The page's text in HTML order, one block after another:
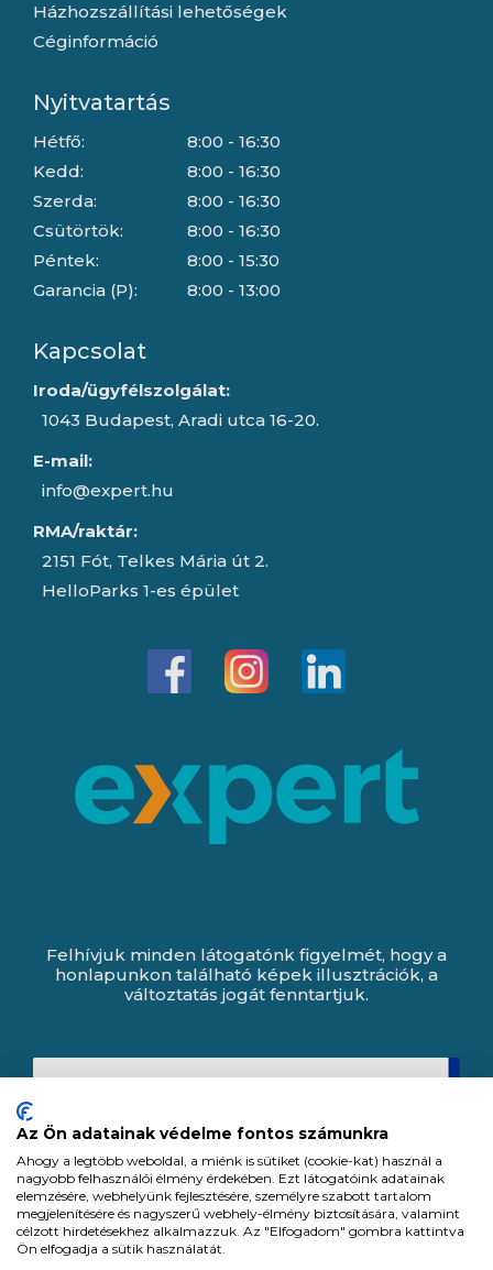
Házhozszállítási lehetőségek
Céginformáció
Nyitvatartás
Hétfő:
Kedd:
Szerda:
Csütörtök:
Péntek:
Garancia (P):
8:00 - 16:30
8:00 - 16:30
8:00 - 16:30
8:00 - 16:30
8:00 - 15:30
8:00 - 13:00
Kapcsolat
Iroda/ügyfélszolgálat:
1043 Budapest, Aradi utca 16-20.
E-mail:
info@expert.hu
RMA/raktár:
2151 Fót, Telkes Mária út 2.
HelloParks 1-es épület
Felhívjuk minden látogatónk figyelmét, hogy a
honlapunkon található képek illusztrációk, a
változtatás jogát fenntartjuk.
Az Ön adatainak védelme fontos számunkra
Ahogy a legtöbb weboldal, a miénk is sütiket (cookie-kat) használ a
nagyobb felhasználói élmény érdekében. Ezt látogatóink adatainak
elemzésére, webhelyünk fejlesztésére, személyre szabott tartalom
megjelenítésére és nagyszerű webhely-élmény biztosítására, valamint
célzott hirdetésekhez alkalmazzuk. Az "Elfogadom" gombra kattintva
Ön elfogadja a sütik használatát.